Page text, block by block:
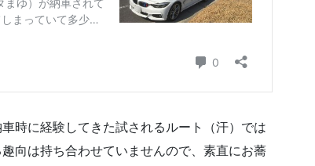
時に経験してきた試されるルート（汗）では
向は持ち合わせていませんので、素直にお蕎